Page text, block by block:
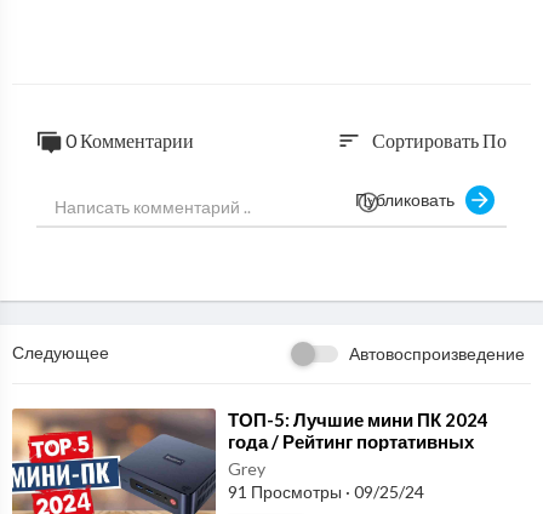
0 Комментарии sort Сортировать По
Публиковать
Следующее Автовоспроизведение
⁣ТОП-5: Лучшие мини ПК 2024
года / Рейтинг портативных
компьютеров, цены
Grey
91 Просмотры · 09/25/24